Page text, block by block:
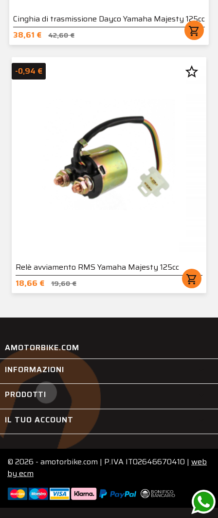
Cinghia di trasmissione Dayco Yamaha Majesty 125cc
38,61 €
42,60 € shopping_cart
Relè avviamento RMS Yamaha Majesty 125cc
18,66 €
19,60 € shopping_cart
-0,94 € star_border
AMOTORBIKE.COM
INFORMAZIONI
PRODOTTI
IL TUO ACCOUNT
© 2026 - amotorbike.com | P.IVA IT02646670410 | web
by ecm